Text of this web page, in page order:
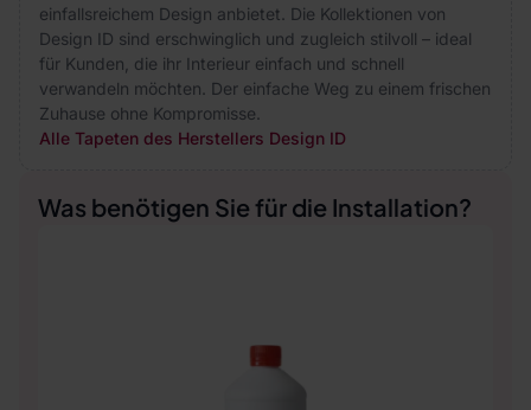
einfallsreichem Design anbietet. Die Kollektionen von
Design ID sind erschwinglich und zugleich stilvoll – ideal
für Kunden, die ihr Interieur einfach und schnell
verwandeln möchten. Der einfache Weg zu einem frischen
Zuhause ohne Kompromisse.
Alle Tapeten des Herstellers Design ID
Was benötigen Sie für die Installation?